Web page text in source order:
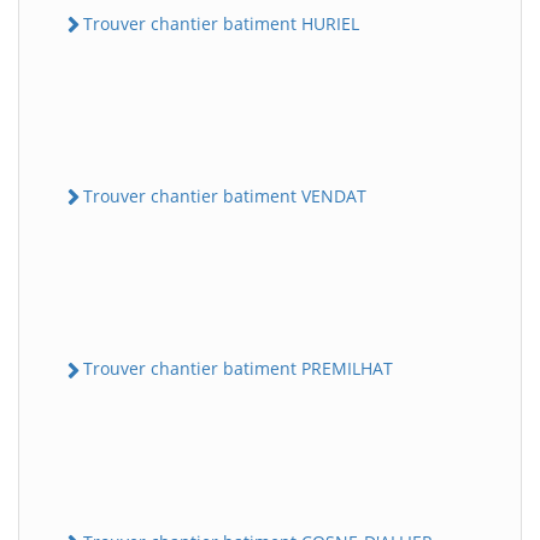
Trouver chantier batiment HURIEL
Trouver chantier batiment VENDAT
Trouver chantier batiment PREMILHAT